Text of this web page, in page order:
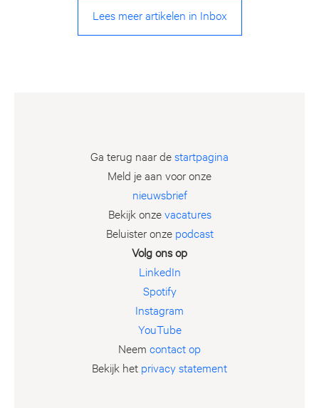
Lees meer artikelen in Inbox
Ga terug naar destartpagina
Meld je aan voor onze
nieuwsbrief
Bekijk onzevacatures
Beluister onze podcast
Volg ons op
LinkedIn
Spotify
Instagram
YouTube
Neem contact op
Bekijk het privacy statement